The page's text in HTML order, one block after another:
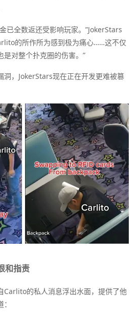
已全数返还受影响玩家。”JokerStars
的所作所为感到极为痛心……这不仅
对整个扑克圈的伤害。”
洞，JokerStars现在正在开发更难被篡
和指责
Carlito的私人消息浮出水面，提供了他